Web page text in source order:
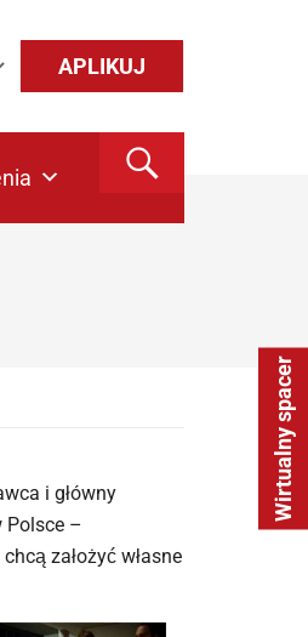
Wirtualny spacer
APLIKUJ
i główny
Polsce –
założyć własne